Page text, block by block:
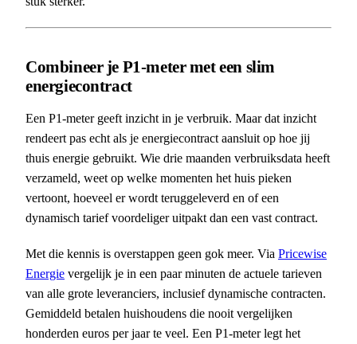
Combineer je P1-meter met een slim
energiecontract
Een P1-meter geeft inzicht in je verbruik. Maar dat inzicht
rendeert pas echt als je energiecontract aansluit op hoe jij
thuis energie gebruikt. Wie drie maanden verbruiksdata heeft
verzameld, weet op welke momenten het huis pieken
vertoont, hoeveel er wordt teruggeleverd en of een
dynamisch tarief voordeliger uitpakt dan een vast contract.
Met die kennis is overstappen geen gok meer. Via Pricewise
Energie vergelijk je in een paar minuten de actuele tarieven
van alle grote leveranciers, inclusief dynamische contracten.
Gemiddeld betalen huishoudens die nooit vergelijken
honderden euros per jaar te veel. Een P1-meter legt het